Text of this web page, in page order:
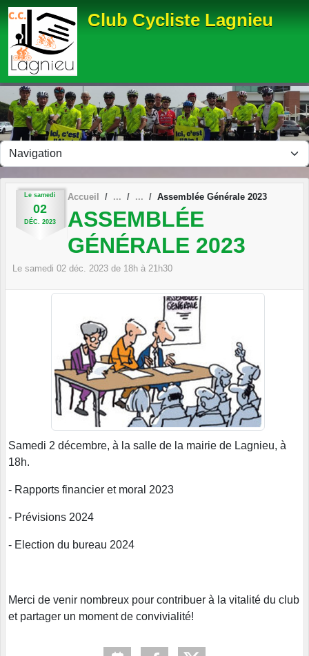
Club Cycliste Lagnieu
Le samedi
02
DÉC. 2023
Accueil Assemblée Générale 2023
ASSEMBLÉE
GÉNÉRALE 2023
Le samedi 02 déc. 2023 de 18h à 21h30
Samedi 2 décembre, à la salle de la mairie de Lagnieu, à
18h.
- Rapports financier et moral 2023
- Prévisions 2024
- Election du bureau 2024
Merci de venir nombreux pour contribuer à la vitalité du club
et partager un moment de convivialité!
Panneau de gestion des cookies